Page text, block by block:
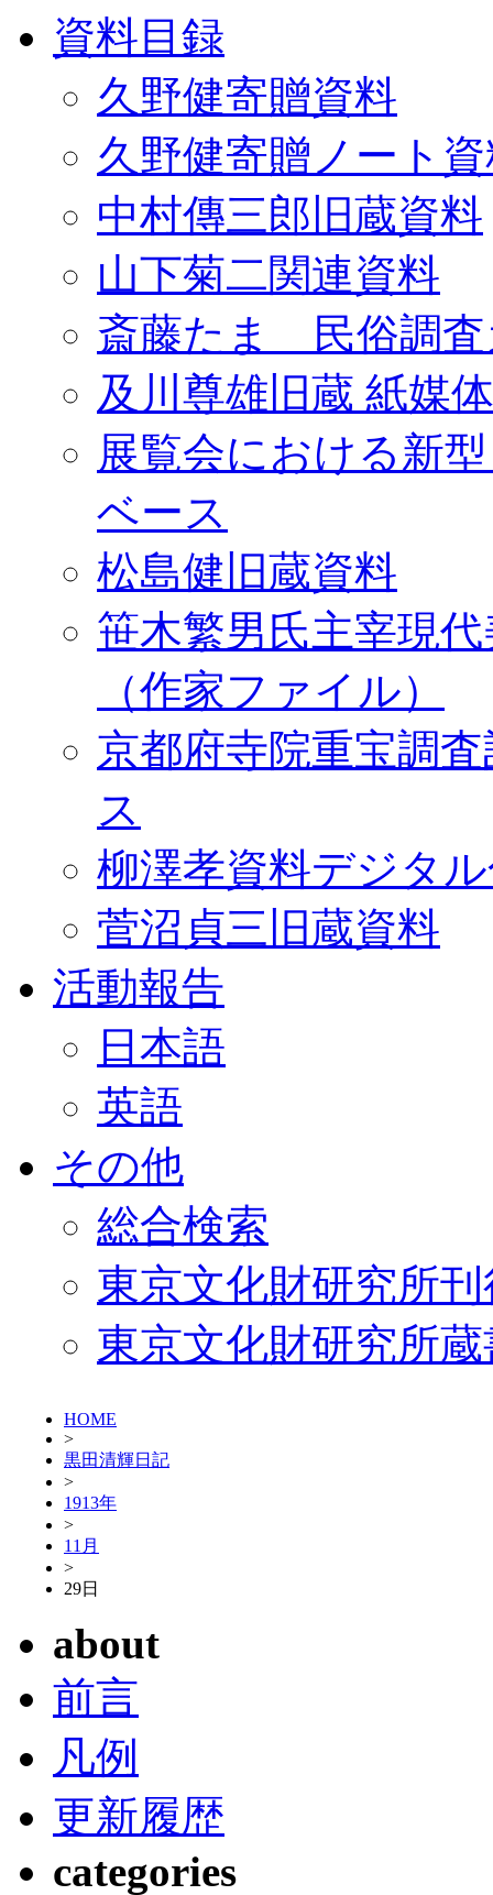
資料目録
久野健寄贈資料
久野健寄贈ノート
中村傳三郎旧蔵資料
山下菊二関連資料
斎藤たま 民俗調査
及川尊雄旧蔵 紙媒
展覧会における新
ベース
松島健旧蔵資料
笹木繁男氏主宰現
（作家ファイル）
京都府寺院重宝調
ス
柳澤孝資料デジタ
菅沼貞三旧蔵資料
活動報告
日本語
英語
その他
総合検索
東京文化財研究所
東京文化財研究所
HOME
>
黒田清輝日記
>
1913年
>
11月
>
29日
about
前言
凡例
更新履歴
categories